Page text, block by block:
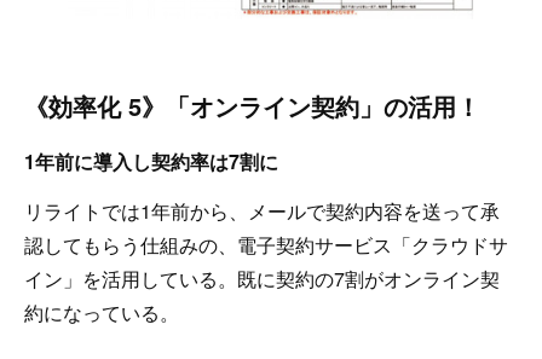
《効率化 5》「オンライン契約」の活用！
1年前に導入し契約率は7割に
リライトでは1年前から、メールで契約内容を送って承
認してもらう仕組みの、電子契約サービス「クラウドサ
イン」を活用している。既に契約の7割がオンライン契
約になっている。